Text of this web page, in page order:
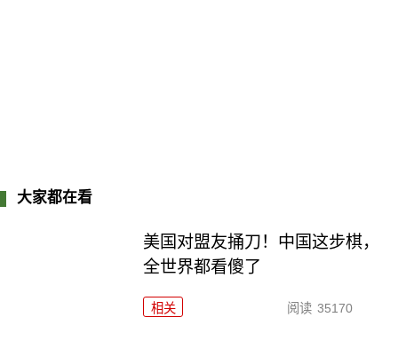
大家都在看
美国对盟友捅刀！中国这步棋，
全世界都看傻了
相关 阅读 35170